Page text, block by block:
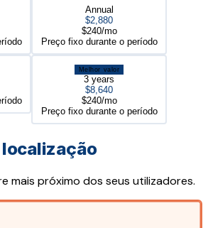
Annual
$2,880
$240/mo
Preço fixo durante o período
Melhor valor
3 years
$8,640
$240/mo
Preço fixo durante o período
localização
mais próximo dos seus utilizadores.